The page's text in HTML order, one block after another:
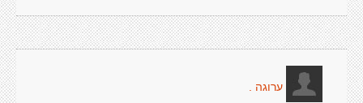
ערוגה .